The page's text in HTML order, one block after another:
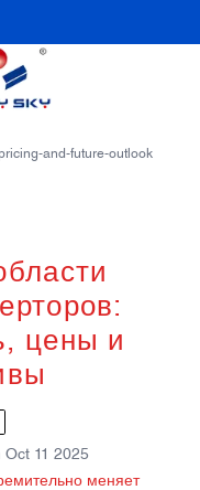
and-future-outlook
цены и
Oct 11 2025
меняет